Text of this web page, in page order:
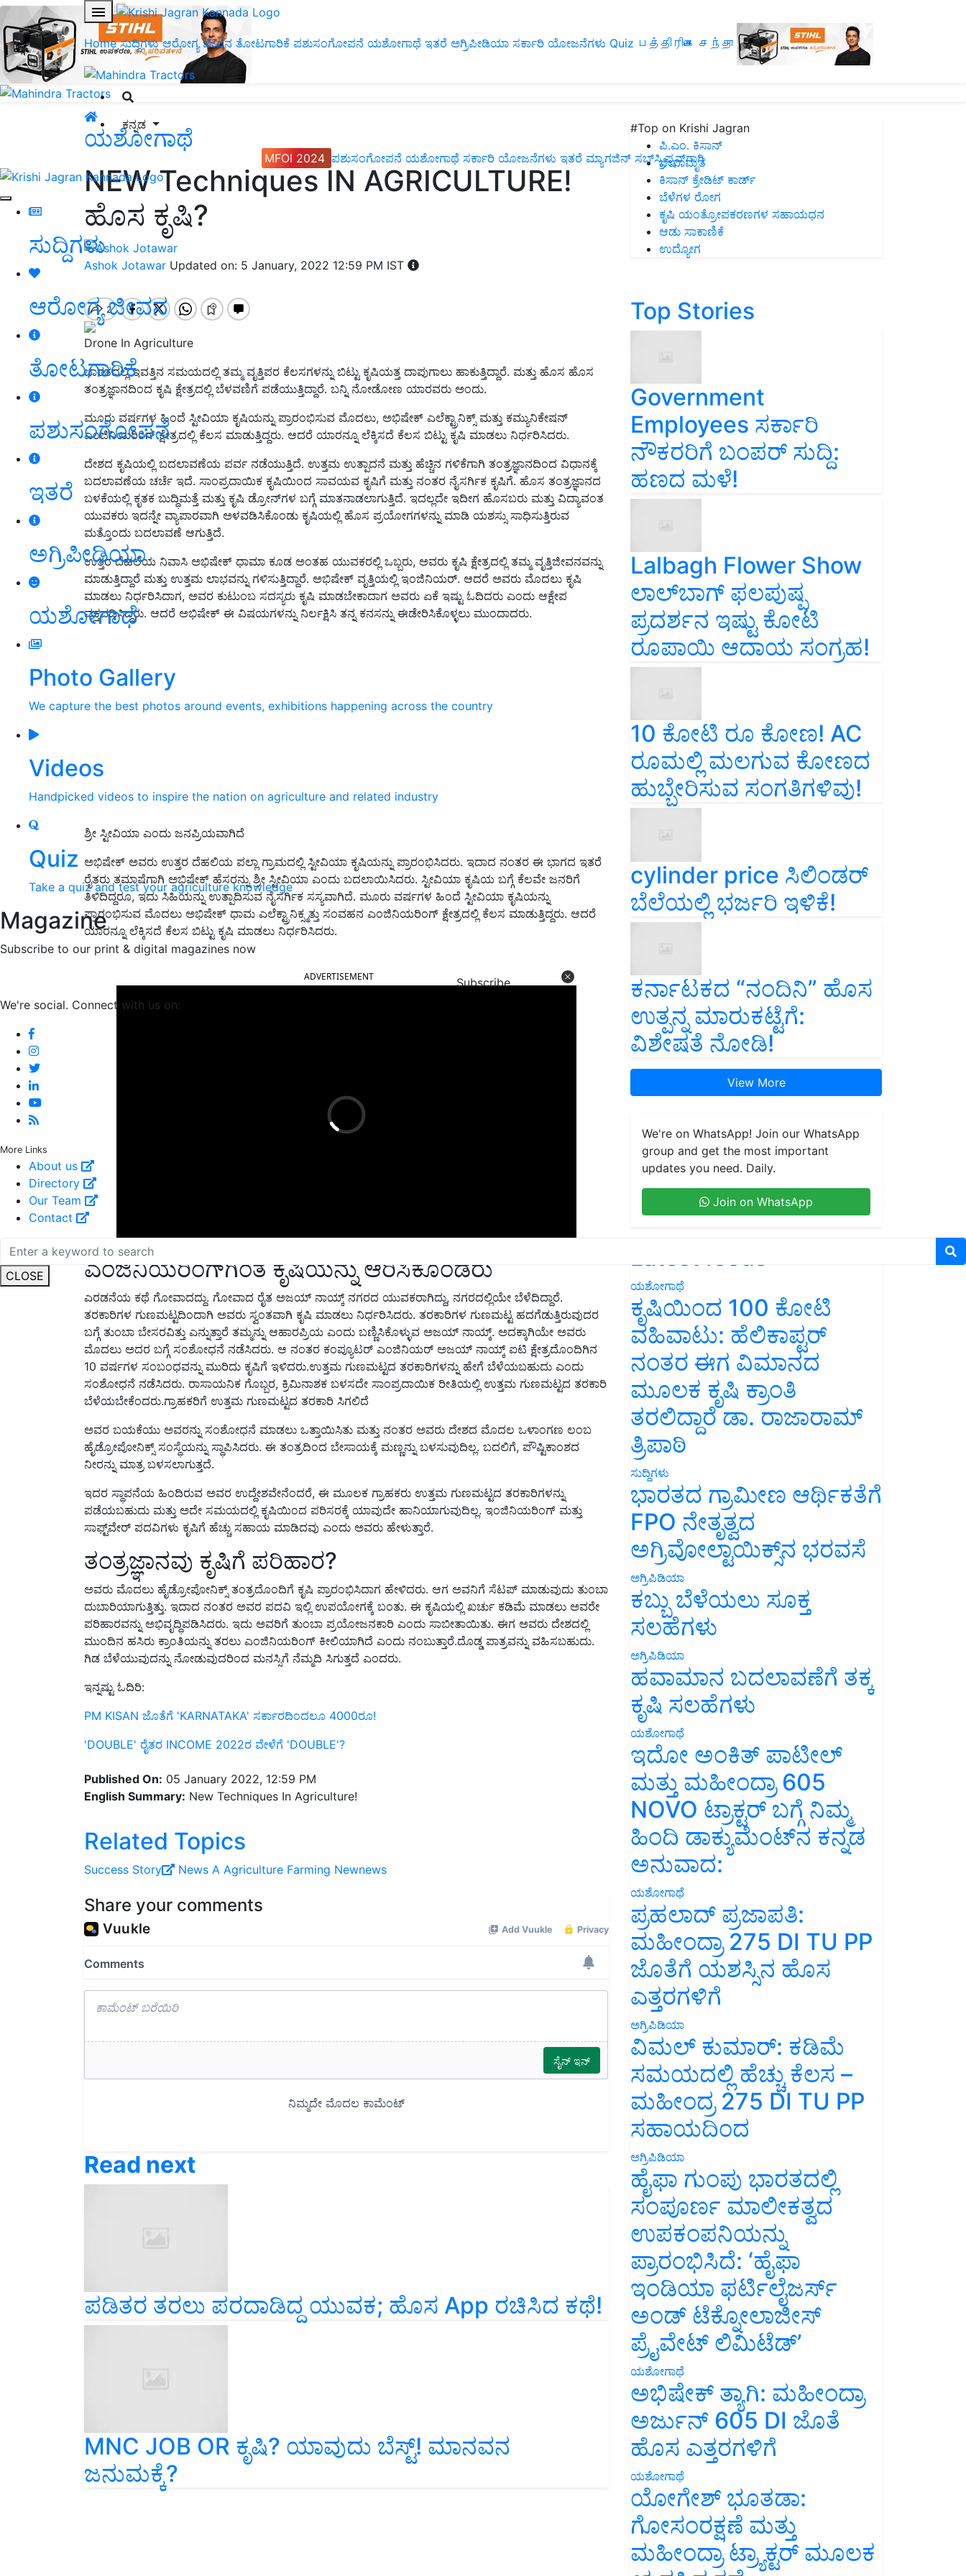
Home ಸುದ್ದಿಗಳು ಆರೋಗ್ಯ ಜೀವನ ತೋಟಗಾರಿಕೆ ಪಶುಸಂಗೋಪನೆ ಯಶೋಗಾಥೆ ಇತರೆ ಅಗ್ರಿಪೀಡಿಯಾ ಸರ್ಕಾರಿ ಯೋಜನೆಗಳು Quiz பத்திரிகை சந்தா
ಕನ್ನಡ
MFOI 2024 ಪಶುಸಂಗೋಪನೆ ಯಶೋಗಾಥೆ ಸರ್ಕಾರಿ ಯೋಜನೆಗಳು ಇತರೆ ಮ್ಯಾಗಜಿನ್‌ ಸಬ್‌ಸ್ಕ್ರಿಪ್ಷನ್‌ಗಾಗಿ
ಸುದ್ದಿಗಳು
ಆರೋಗ್ಯ ಜೀವನ
ತೋಟಗಾರಿಕೆ
ಪಶುಸಂಗೋಪನೆ
ಇತರೆ
ಅಗ್ರಿಪೀಡಿಯಾ
ಯಶೋಗಾಥೆ
Photo Gallery
We capture the best photos around events, exhibitions happening across the country
Videos
Handpicked videos to inspire the nation on agriculture and related industry
Quiz
Take a quiz and test your agriculture knowledge
Magazine
Subscribe to our print & digital magazines now
Subscribe
We're social. Connect with us on:
More Links
About us
Directory
Our Team
Contact
CLOSE
ಯಶೋಗಾಥೆ
NEW Techniques IN AGRICULTURE!
ಹೊಸ ಕೃಷಿ?
Ashok Jotawar Updated on: 5 January, 2022 12:59 PM IST
Drone In Agriculture
ಭಾರತದಲ್ಲಿ ಇವತ್ತಿನ ಸಮಯದಲ್ಲಿ ತಮ್ಮ ವೃತ್ತಿಪರ ಕೆಲಸಗಳನ್ನು ಬಿಟ್ಟು ಕೃಷಿಯತ್ತ ದಾಪುಗಾಲು ಹಾಕುತ್ತಿದ್ದಾರೆ. ಮತ್ತು ಹೊಸ ಹೊಸ
ತಂತ್ರಜ್ಞಾನದಿಂದ ಕೃಷಿ ಕ್ಷೇತ್ರದಲ್ಲಿ ಬೆಳವಣಿಗೆ ಪಡೆಯುತ್ತಿದ್ದಾರೆ. ಬನ್ನಿ ನೋಡೋಣ ಯಾರವರು ಅಂದು.
ಮೂರು ವರ್ಷಗಳ ಹಿಂದೆ ಸ್ಟೀವಿಯಾ ಕೃಷಿಯನ್ನು ಪ್ರಾರಂಭಿಸುವ ಮೊದಲು, ಅಭಿಷೇಕ್ ಎಲೆಕ್ಟ್ರಾನಿಕ್ಸ್ ಮತ್ತು ಕಮ್ಯುನಿಕೇಷನ್
ಎಂಜಿನಿಯರಿಂಗ್ ಕ್ಷೇತ್ರದಲ್ಲಿ ಕೆಲಸ ಮಾಡುತ್ತಿದ್ದರು. ಆದರೆ ಯಾರನ್ನೂ ಲೆಕ್ಕಿಸದೆ ಕೆಲಸ ಬಿಟ್ಟು ಕೃಷಿ ಮಾಡಲು ನಿರ್ಧರಿಸಿದರು.
ದೇಶದ ಕೃಷಿಯಲ್ಲಿ ಬದಲಾವಣೆಯ ಪರ್ವ ನಡೆಯುತ್ತಿದೆ. ಉತ್ತಮ ಉತ್ಪಾದನೆ ಮತ್ತು ಹೆಚ್ಚಿನ ಗಳಿಕೆಗಾಗಿ ತಂತ್ರಜ್ಞಾನದಿಂದ ವಿಧಾನಕ್ಕೆ
ಬದಲಾವಣೆಯ ಚರ್ಚೆ ಇದೆ. ಸಾಂಪ್ರದಾಯಿಕ ಕೃಷಿಯಿಂದ ಸಾವಯವ ಕೃಷಿಗೆ ಮತ್ತು ನಂತರ ನೈಸರ್ಗಿಕ ಕೃಷಿಗೆ. ಹೊಸ ತಂತ್ರಜ್ಞಾನದ
ಬಳಕೆಯಲ್ಲಿ ಕೃತಕ ಬುದ್ಧಿಮತ್ತೆ ಮತ್ತು ಕೃಷಿ ಡ್ರೋನ್‌ಗಳ ಬಗ್ಗೆ ಮಾತನಾಡಲಾಗುತ್ತಿದೆ. ಇದಲ್ಲದೇ ಇದೀಗ ಹೊಸಬರು ಮತ್ತು ವಿದ್ಯಾವಂತ
ಯುವಕರು ಇದನ್ನೇ ವ್ಯಾಪಾರವಾಗಿ ಅಳವಡಿಸಿಕೊಂಡು ಕೃಷಿಯಲ್ಲಿ ಹೊಸ ಪ್ರಯೋಗಗಳನ್ನು ಮಾಡಿ ಯಶಸ್ಸು ಸಾಧಿಸುತ್ತಿರುವ
ಮತ್ತೊಂದು ಬದಲಾವಣೆ ಆಗುತ್ತಿದೆ.
ಉತ್ತರ ದೆಹಲಿಯ ನಿವಾಸಿ ಅಭಿಷೇಕ್ ಧಾಮಾ ಕೂಡ ಅಂತಹ ಯುವಕರಲ್ಲಿ ಒಬ್ಬರು, ಅವರು ಕೃಷಿ ಕ್ಷೇತ್ರದಲ್ಲಿ ತಮ್ಮ ವೃತ್ತಿಜೀವನವನ್ನು
ಮಾಡುತ್ತಿದ್ದಾರೆ ಮತ್ತು ಉತ್ತಮ ಲಾಭವನ್ನು ಗಳಿಸುತ್ತಿದ್ದಾರೆ. ಅಭಿಷೇಕ್ ವೃತ್ತಿಯಲ್ಲಿ ಇಂಜಿನಿಯರ್. ಆದರೆ ಅವರು ಮೊದಲು ಕೃಷಿ
ಮಾಡಲು ನಿರ್ಧರಿಸಿದಾಗ, ಅವರ ಕುಟುಂಬ ಸದಸ್ಯರು ಕೃಷಿ ಮಾಡಬೇಕಾದಾಗ ಅವರು ಏಕೆ ಇಷ್ಟು ಓದಿದರು ಎಂದು ಆಕ್ಷೇಪ
ವ್ಯಕ್ತಪಡಿಸಿದ್ದರು. ಆದರೆ ಅಭಿಷೇಕ್ ಈ ವಿಷಯಗಳನ್ನು ನಿರ್ಲಕ್ಷಿಸಿ ತನ್ನ ಕನಸನ್ನು ಈಡೇರಿಸಿಕೊಳ್ಳಲು ಮುಂದಾದರು.
ಶ್ರೀ ಸ್ಟೀವಿಯಾ ಎಂದು ಜನಪ್ರಿಯವಾಗಿದೆ
ಅಭಿಷೇಕ್ ಅವರು ಉತ್ತರ ದೆಹಲಿಯ ಪಲ್ಲಾ ಗ್ರಾಮದಲ್ಲಿ ಸ್ಟೀವಿಯಾ ಕೃಷಿಯನ್ನು ಪ್ರಾರಂಭಿಸಿದರು. ಇದಾದ ನಂತರ ಈ ಭಾಗದ ಇತರೆ
ರೈತರು ತಮಾಷೆಗಾಗಿ ಅಭಿಷೇಕ್ ಹೆಸರನ್ನು ಶ್ರೀ ಸ್ಟೀವಿಯಾ ಎಂದು ಬದಲಾಯಿಸಿದರು. ಸ್ಟೀವಿಯಾ ಕೃಷಿಯ ಬಗ್ಗೆ ಕೆಲವೇ ಜನರಿಗೆ
ತಿಳಿದಿದ್ದರೂ, ಇದು ಸಿಹಿಯನ್ನು ಉತ್ಪಾದಿಸುವ ನೈಸರ್ಗಿಕ ಸಸ್ಯವಾಗಿದೆ. ಮೂರು ವರ್ಷಗಳ ಹಿಂದೆ ಸ್ಟೀವಿಯಾ ಕೃಷಿಯನ್ನು
ಪ್ರಾರಂಭಿಸುವ ಮೊದಲು ಅಭಿಷೇಕ್ ಧಾಮ ಎಲೆಕ್ಟ್ರಾನಿಕ್ಸ್ಮತ್ತು ಸಂವಹನ ಎಂಜಿನಿಯರಿಂಗ್ ಕ್ಷೇತ್ರದಲ್ಲಿ ಕೆಲಸ ಮಾಡುತ್ತಿದ್ದರು. ಆದರೆ
ಯಾರನ್ನೂ ಲೆಕ್ಕಿಸದೆ ಕೆಲಸ ಬಿಟ್ಟು ಕೃಷಿ ಮಾಡಲು ನಿರ್ಧರಿಸಿದರು.
ಎಂಜಿನಿಯರಿಂಗ್‌ಗಿಂತ ಕೃಷಿಯನ್ನು ಆರಿಸಿಕೊಂಡರು
ಎರಡನೆಯ ಕಥೆ ಗೋವಾದದ್ದು. ಗೋವಾದ ರೈತ ಅಜಯ್ ನಾಯ್ಕ್ ನಗರದ ಯುವಕರಾಗಿದ್ದು, ನಗರದಲ್ಲಿಯೇ ಬೆಳೆದಿದ್ದಾರೆ.
ತರಕಾರಿಗಳ ಗುಣಮಟ್ಟದಿಂದಾಗಿ ಅವರು ಸ್ವಂತವಾಗಿ ಕೃಷಿ ಮಾಡಲು ನಿರ್ಧರಿಸಿದರು. ತರಕಾರಿಗಳ ಗುಣಮಟ್ಟ ಹದಗೆಡುತ್ತಿರುವುದರ
ಬಗ್ಗೆ ತುಂಬಾ ಬೇಸರವಿತ್ತು ಎನ್ನುತ್ತಾರೆ ತಮ್ಮನ್ನು ಆಹಾರಪ್ರಿಯ ಎಂದು ಬಣ್ಣಿಸಿಕೊಳ್ಳುವ ಅಜಯ್ ನಾಯ್ಕ್. ಅದಕ್ಕಾಗಿಯೇ ಅವರು
ಮೊದಲು ಅದರ ಬಗ್ಗೆ ಸಂಶೋಧನೆ ನಡೆಸಿದರು. ಆ ನಂತರ ಕಂಪ್ಯೂಟರ್ ಎಂಜಿನಿಯರ್ ಅಜಯ್ ನಾಯ್ಕ್ ಐಟಿ ಕ್ಷೇತ್ರದೊಂದಿಗಿನ
10 ವರ್ಷಗಳ ಸಂಬಂಧವನ್ನು ಮುರಿದು ಕೃಷಿಗೆ ಇಳಿದರು.ಉತ್ತಮ ಗುಣಮಟ್ಟದ ತರಕಾರಿಗಳನ್ನು ಹೇಗೆ ಬೆಳೆಯಬಹುದು ಎಂದು
ಸಂಶೋಧನೆ ನಡೆಸಿದರು. ರಾಸಾಯನಿಕ ಗೊಬ್ಬರ, ಕ್ರಿಮಿನಾಶಕ ಬಳಸದೇ ಸಾಂಪ್ರದಾಯಿಕ ರೀತಿಯಲ್ಲಿ ಉತ್ತಮ ಗುಣಮಟ್ಟದ ತರಕಾರಿ
ಬೆಳೆಯಬೇಕೆಂದರು.ಗ್ರಾಹಕರಿಗೆ ಉತ್ತಮ ಗುಣಮಟ್ಟದ ತರಕಾರಿ ಸಿಗಲಿದೆ
ಅವರ ಬಯಕೆಯು ಅವರನ್ನು ಸಂಶೋಧನೆ ಮಾಡಲು ಒತ್ತಾಯಿಸಿತು ಮತ್ತು ನಂತರ ಅವರು ದೇಶದ ಮೊದಲ ಒಳಾಂಗಣ ಲಂಬ
ಹೈಡ್ರೋಪೋನಿಕ್ಸ್ ಸಂಸ್ಥೆಯನ್ನು ಸ್ಥಾಪಿಸಿದರು. ಈ ತಂತ್ರದಿಂದ ಬೇಸಾಯಕ್ಕೆ ಮಣ್ಣನ್ನು ಬಳಸುವುದಿಲ್ಲ. ಬದಲಿಗೆ, ಪೌಷ್ಟಿಕಾಂಶದ
ನೀರನ್ನು ಮಾತ್ರ ಬಳಸಲಾಗುತ್ತದೆ.
ಇದರ ಸ್ಥಾಪನೆಯ ಹಿಂದಿರುವ ಅವರ ಉದ್ದೇಶವೇನೆಂದರೆ, ಈ ಮೂಲಕ ಗ್ರಾಹಕರು ಉತ್ತಮ ಗುಣಮಟ್ಟದ ತರಕಾರಿಗಳನ್ನು
ಪಡೆಯಬಹುದು ಮತ್ತು ಅದೇ ಸಮಯದಲ್ಲಿ ಕೃಷಿಯಿಂದ ಪರಿಸರಕ್ಕೆ ಯಾವುದೇ ಹಾನಿಯಾಗುವುದಿಲ್ಲ. ಇಂಜಿನಿಯರಿಂಗ್ ಮತ್ತು
ಸಾಫ್ಟ್‌ವೇರ್ ಪದವಿಗಳು ಕೃಷಿಗೆ ಹೆಚ್ಚು ಸಹಾಯ ಮಾಡಿದವು ಎಂದು ಅವರು ಹೇಳುತ್ತಾರೆ.
ತಂತ್ರಜ್ಞಾನವು ಕೃಷಿಗೆ ಪರಿಹಾರ?
ಅವರು ಮೊದಲು ಹೈಡ್ರೋಪೋನಿಕ್ಸ್ ತಂತ್ರದೊಂದಿಗೆ ಕೃಷಿ ಪ್ರಾರಂಭಿಸಿದಾಗ ಹೇಳಿದರು. ಆಗ ಅವನಿಗೆ ಸೆಟಪ್ ಮಾಡುವುದು ತುಂಬಾ
ದುಬಾರಿಯಾಗುತ್ತಿತ್ತು. ಇದಾದ ನಂತರ ಅವರ ಪದವಿ ಇಲ್ಲಿ ಉಪಯೋಗಕ್ಕೆ ಬಂತು. ಈ ಕೃಷಿಯಲ್ಲಿ ಖರ್ಚು ಕಡಿಮೆ ಮಾಡಲು ಅವರೇ
ಪರಿಹಾರವನ್ನು ಅಭಿವೃದ್ಧಿಪಡಿಸಿದರು. ಇದು ಅವರಿಗೆ ತುಂಬಾ ಪ್ರಯೋಜನಕಾರಿ ಎಂದು ಸಾಬೀತಾಯಿತು. ಈಗ ಅವರು ದೇಶದಲ್ಲಿ
ಮುಂದಿನ ಹಸಿರು ಕ್ರಾಂತಿಯನ್ನು ತರಲು ಎಂಜಿನಿಯರಿಂಗ್ ಕೀಲಿಯಾಗಿದೆ ಎಂದು ನಂಬುತ್ತಾರೆ.ದೊಡ್ಡ ಪಾತ್ರವನ್ನು ವಹಿಸಬಹುದು.
ಗಿಡ ಬೆಳೆಯುವುದನ್ನು ನೋಡುವುದರಿಂದ ಮನಸ್ಸಿಗೆ ನೆಮ್ಮದಿ ಸಿಗುತ್ತದೆ ಎಂದರು.
PM KISAN ಜೊತೆಗೆ 'KARNATAKA' ಸರ್ಕಾರದಿಂದಲೂ 4000ರೂ!
English Summary:New Techniques In Agriculture!
Related Topics
Success Story News A Agriculture
ಪಡಿತರ ತರಲು ಪರದಾಡಿದ್ದ ಯುವಕ; ಹೊಸ App ರಚಿಸಿದ ಕಥೆ!
MNC JOB OR ಕೃಷಿ? ಯಾವುದು ಬೆಸ್ಟ್! ಮಾನವನ
ಜನುಮಕ್ಕೆ?
#Top on Krishi Jagran
ಪಿ.ಎಂ. ಕಿಸಾನ್
ಜೀವಾಮೃತ
ಕಿಸಾನ್ ಕ್ರೇಡಿಟ್ ಕಾರ್ಡ್
ಬೆಳೆಗಳ ರೋಗ
ಕೃಷಿ ಯಂತ್ರೋಪಕರಣಗಳ ಸಹಾಯಧನ
ಆಡು ಸಾಕಾಣಿಕೆ
ಉದ್ಯೋಗ
Top Stories
Government
Employees ಸರ್ಕಾರಿ
ನೌಕರರಿಗೆ ಬಂಪರ್‌ ಸುದ್ದಿ:
ಹಣದ ಮಳೆ!
Lalbagh Flower Show
ಲಾಲ್‌ಬಾಗ್ ಫಲಪುಷ್ಪ
ಪ್ರದರ್ಶನ ಇಷ್ಟು ಕೋಟಿ
ರೂಪಾಯಿ ಆದಾಯ ಸಂಗ್ರಹ!
10 ಕೋಟಿ ರೂ ಕೋಣ! AC
ರೂಮಲ್ಲಿ ಮಲಗುವ ಕೋಣದ
ಹುಬ್ಬೇರಿಸುವ ಸಂಗತಿಗಳಿವು!
cylinder price ಸಿಲಿಂಡರ್‌
ಬೆಲೆಯಲ್ಲಿ ಭರ್ಜರಿ ಇಳಿಕೆ!
ಕರ್ನಾಟಕದ “ನಂದಿನಿ” ಹೊಸ
ಉತ್ಪನ್ನ ಮಾರುಕಟ್ಟೆಗೆ:
ವಿಶೇಷತೆ ನೋಡಿ!
View More
We're on WhatsApp! Join our WhatsApp
group and get the most important
updates you need. Daily.
Join on WhatsApp
Latest feeds
ಯಶೋಗಾಥೆ
ಕೃಷಿಯಿಂದ 100 ಕೋಟಿ
ವಹಿವಾಟು: ಹೆಲಿಕಾಪ್ಟರ್
ನಂತರ ಈಗ ವಿಮಾನದ
ಮೂಲಕ ಕೃಷಿ ಕ್ರಾಂತಿ
ತರಲಿದ್ದಾರೆ ಡಾ. ರಾಜಾರಾಮ್
ತ್ರಿಪಾಠಿ
ಸುದ್ದಿಗಳು
ಭಾರತದ ಗ್ರಾಮೀಣ ಆರ್ಥಿಕತೆಗೆ
FPO ನೇತೃತ್ವದ
ಅಗ್ರಿವೋಲ್ಟಾಯಿಕ್ಸ್‌ನ ಭರವಸೆ
ಅಗ್ರಿಪಿಡಿಯಾ
ಕಬ್ಬು ಬೆಳೆಯಲು ಸೂಕ್ತ
ಸಲಹೆಗಳು
ಅಗ್ರಿಪಿಡಿಯಾ
ಹವಾಮಾನ ಬದಲಾವಣೆಗೆ ತಕ್ಕ
ಕೃಷಿ ಸಲಹೆಗಳು
ಯಶೋಗಾಥೆ
ಇದೋ ಅಂಕಿತ್ ಪಾಟೀಲ್
ಮತ್ತು ಮಹೀಂದ್ರಾ 605
NOVO ಟ್ರಾಕ್ಟರ್ ಬಗ್ಗೆ ನಿಮ್ಮ
ಹಿಂದಿ ಡಾಕ್ಯುಮೆಂಟ್‌ನ ಕನ್ನಡ
ಅನುವಾದ:
ಯಶೋಗಾಥೆ
ಪ್ರಹಲಾದ್ ಪ್ರಜಾಪತಿ:
ಮಹೀಂದ್ರಾ 275 DI TU PP
ಜೊತೆಗೆ ಯಶಸ್ಸಿನ ಹೊಸ
ಎತ್ತರಗಳಿಗೆ
ಅಗ್ರಿಪಿಡಿಯಾ
ವಿಮಲ್ ಕುಮಾರ್: ಕಡಿಮೆ
ಸಮಯದಲ್ಲಿ ಹೆಚ್ಚು ಕೆಲಸ –
ಮಹೀಂದ್ರ 275 DI TU PP
ಸಹಾಯದಿಂದ
ಅಗ್ರಿಪಿಡಿಯಾ
ಹೈಫಾ ಗುಂಪು ಭಾರತದಲ್ಲಿ
ಸಂಪೂರ್ಣ ಮಾಲೀಕತ್ವದ
ಉಪಕಂಪನಿಯನ್ನು
ಪ್ರಾರಂಭಿಸಿದೆ: ‘ಹೈಫಾ
ಇಂಡಿಯಾ ಫರ್ಟಿಲೈಜರ್ಸ್
ಅಂಡ್ ಟೆಕ್ನೋಲಾಜೀಸ್
ಪ್ರೈವೇಟ್ ಲಿಮಿಟೆಡ್’
ಯಶೋಗಾಥೆ
ಅಭಿಷೇಕ್ ತ್ಯಾಗಿ: ಮಹೀಂದ್ರಾ
ಅರ್ಜುನ್ 605 DI ಜೊತೆ
ಹೊಸ ಎತ್ತರಗಳಿಗೆ
ಯಶೋಗಾಥೆ
ಯೋಗೇಶ್ ಭೂತಡಾ:
ಗೋಸಂರಕ್ಷಣೆ ಮತ್ತು
ಮಹೀಂದ್ರಾ ಟ್ರ್ಯಾಕ್ಟರ್ ಮೂಲಕ